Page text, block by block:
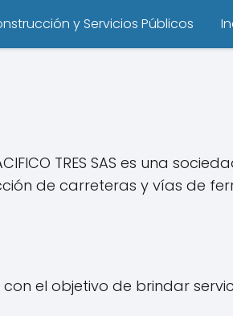
y Servicios Públicos
TRES SAS es una
de carreteras y vías de
con el objetivo de brindar